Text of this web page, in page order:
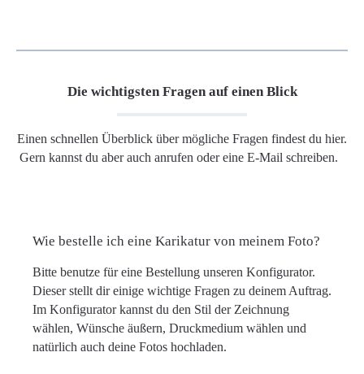
Die wichtigsten Fragen auf einen Blick
Einen schnellen Überblick über mögliche Fragen findest du hier.
Gern kannst du aber auch anrufen oder eine E-Mail schreiben.
Wie bestelle ich eine Karikatur von meinem Foto?
Bitte benutze für eine Bestellung unseren Konfigurator.
Dieser stellt dir einige wichtige Fragen zu deinem Auftrag.
Im Konfigurator kannst du den Stil der Zeichnung
wählen, Wünsche äußern, Druckmedium wählen und
natürlich auch deine Fotos hochladen.